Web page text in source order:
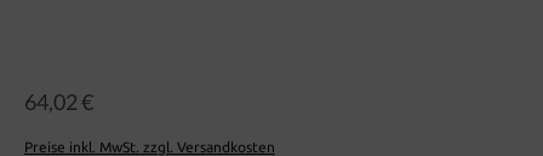
64,02 €
Preise inkl. MwSt. zzgl. Versandkosten